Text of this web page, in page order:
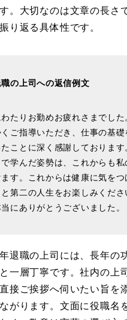
。大切なのは文章の長さ
り返る具体性です。
の上司への返信例文
たりお勤めお疲れさまでした
ご指導いただき、仕事の基礎
たことに深く感謝しておりま
学んだ姿勢は、これからも私
ます。これからは健康に気をつ
と第二の人生をお楽しみくだ
にありがとうございました。
退職の上司には、長年の
一層丁寧です。社内の上
接ご挨拶へ伺いたい旨を
がります。文面に役職名